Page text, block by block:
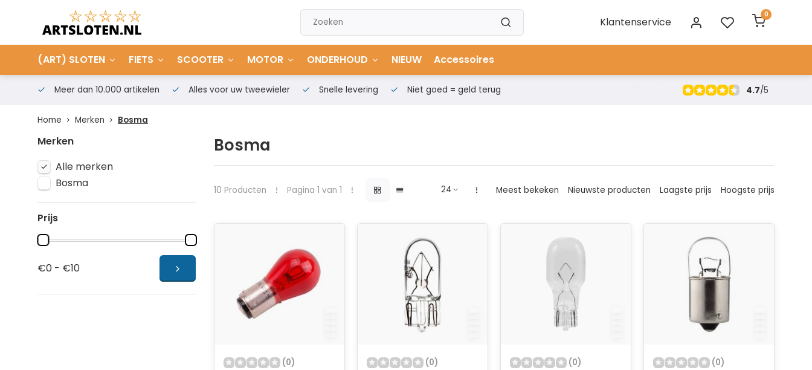
Klantenservice
0
(ART) SLOTEN FIETS SCOOTER MOTOR ONDERHOUD NIEUW Accessoires
Meer dan 10.000 artikelen Alles voor uw tweewieler Snelle levering Niet goed = geld terug 4.7/5
Home Merken Bosma
Merken
Alle merken
Bosma
Prijs
€0 - €10
Bosma
10 Producten Pagina 1 van 1 Meest bekeken Nieuwste producten Laagste prijs Hoogste prijs
(0) (0) (0) (0)